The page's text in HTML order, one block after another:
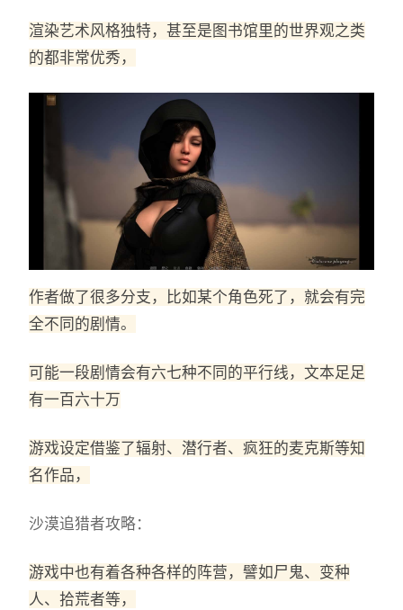
渲染艺术风格独特，甚至是图书馆里的世界观之类
的都非常优秀，
作者做了很多分支，比如某个角色死了，就会有完
全不同的剧情。
可能一段剧情会有六七种不同的平行线，文本足足
有一百六十万
游戏设定借鉴了辐射、潜行者、疯狂的麦克斯等知
名作品，
沙漠追猎者攻略：
游戏中也有着各种各样的阵营，譬如尸鬼、变种
人、拾荒者等，